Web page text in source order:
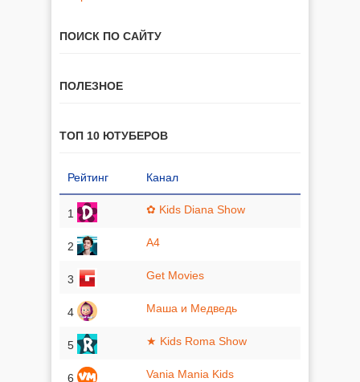
ПОИСК ПО САЙТУ
ПОЛЕЗНОЕ
ТОП 10 ЮТУБЕРОВ
Рейтинг Канал
1 ✿ Kids Diana Show
2 A4
3 Get Movies
4 Маша и Медведь
5 ★ Kids Roma Show
6 Vania Mania Kids